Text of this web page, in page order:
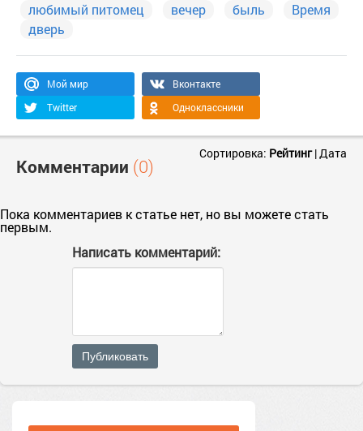
любимый питомец
вечер быль
Время
дверь
Мой мир
Вконтакте
Twitter
Одноклассники
Комментарии (0)
Сортировка: Рейтинг|Дата
Пока комментариев к статье нет, но вы можете стать
первым.
Написать комментарий:
Публиковать